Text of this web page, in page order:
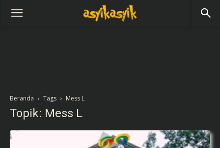
Beranda Tags Mess L
Topik: Mess L